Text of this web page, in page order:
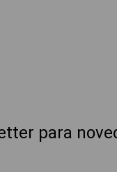
para